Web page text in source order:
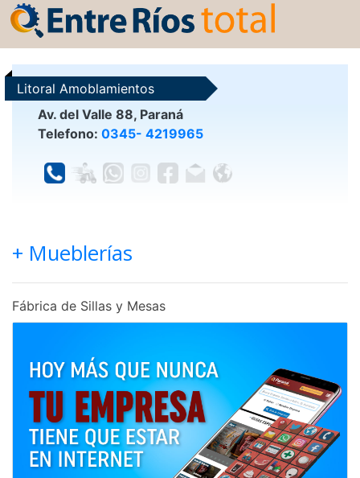
Litoral Amoblamientos
Av. del Valle 88, Paraná
Telefono: 0345- 4219965
+ Mueblerías
Fábrica de Sillas y Mesas